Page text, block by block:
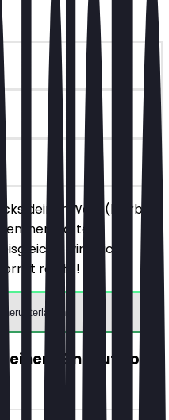
deiner Wahl (hierbei
herzhaften
wird nicht
reicht!
herunterladen
einem Einkauf von